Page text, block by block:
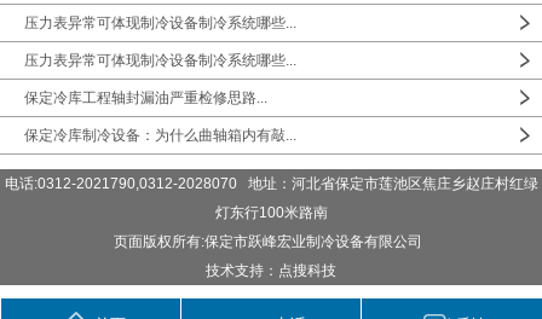
压力表异常可体现制冷设备制冷系统哪些...
压力表异常可体现制冷设备制冷系统哪些...
保定冷库工程轴封漏油严重检修思路...
保定冷库制冷设备：为什么曲轴箱内有敲...
电话:0312-2021790,0312-2028070 地址：河北省保定市莲池区焦庄乡赵庄村红绿
灯东行100米路南
页面版权所有:保定市跃峰宏业制冷设备有限公司
技术支持：点搜科技